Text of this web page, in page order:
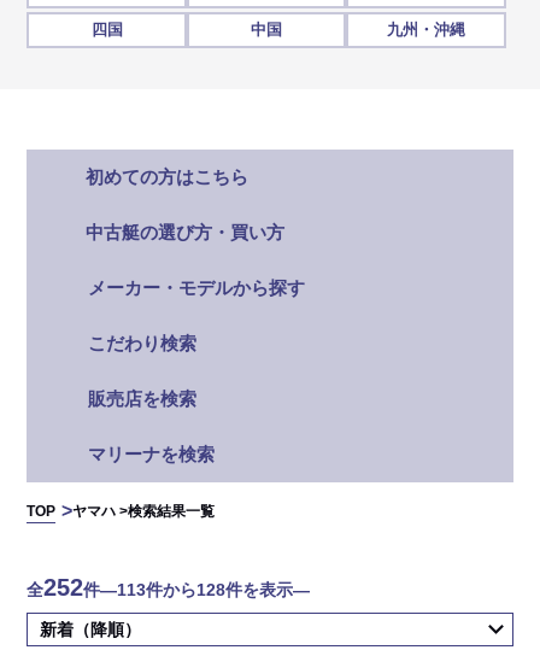
四国 中国 九州・沖縄
初めての方はこちら
中古艇の選び方・買い方
メーカー・モデルから探す
こだわり検索
販売店を検索
マリーナを検索
TOP ヤマハ >検索結果一覧
全252件―113件から128件を表示―